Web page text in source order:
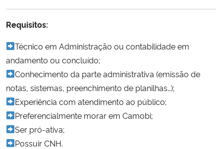
Ministério de Minas e Energia
Ministério da Ciência, Tecnologia, Inovações e Comunicações
Ministério do Meio Ambiente
Ministério do Turismo
Ministério do Desenvolvimento Regional
Requisitos:
Técnico em Administração ou contabilidade em
andamento ou concluído;
Conhecimento da parte administrativa (emissão de
notas, sistemas, preenchimento de planilhas…);
Experiência com atendimento ao público;
Preferencialmente morar em Camobi;
Ser pró-ativa;
Possuir CNH.